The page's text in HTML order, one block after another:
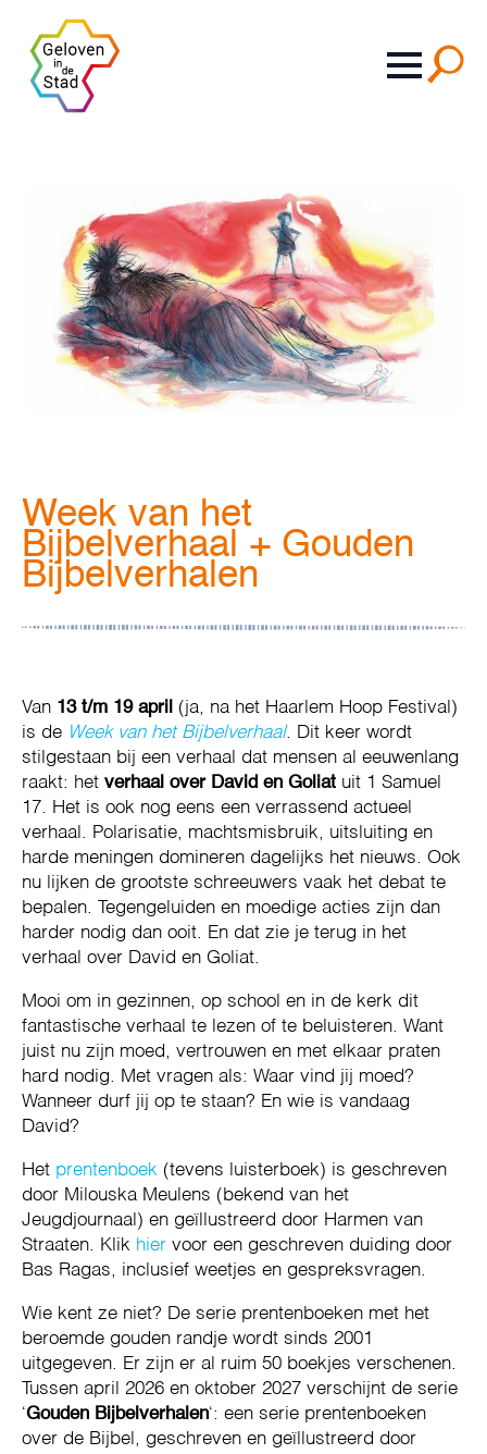
Week van het
Bijbelverhaal + Gouden
Bijbelverhalen
Van 13 t/m 19 april (ja, na het Haarlem Hoop Festival)
is de Week van het Bijbelverhaal. Dit keer wordt
stilgestaan bij een verhaal dat mensen al eeuwenlang
raakt: het verhaal over David en Goliat uit 1 Samuel
17. Het is ook nog eens een verrassend actueel
verhaal. Polarisatie, machtsmisbruik, uitsluiting en
harde meningen domineren dagelijks het nieuws. Ook
nu lijken de grootste schreeuwers vaak het debat te
bepalen. Tegengeluiden en moedige acties zijn dan
harder nodig dan ooit. En dat zie je terug in het
verhaal over David en Goliat.
Mooi om in gezinnen, op school en in de kerk dit
fantastische verhaal te lezen of te beluisteren. Want
juist nu zijn moed, vertrouwen en met elkaar praten
hard nodig. Met vragen als: Waar vind jij moed?
Wanneer durf jij op te staan? En wie is vandaag
David?
Het prentenboek (tevens luisterboek) is geschreven
door Milouska Meulens (bekend van het
Jeugdjournaal) en geïllustreerd door Harmen van
Straaten. Klik hier voor een geschreven duiding door
Bas Ragas, inclusief weetjes en gespreksvragen.
Wie kent ze niet? De serie prentenboeken met het
beroemde gouden randje wordt sinds 2001
uitgegeven. Er zijn er al ruim 50 boekjes verschenen.
Tussen april 2026 en oktober 2027 verschijnt de serie
‘Gouden Bijbelverhalen‘: een serie prentenboeken
over de Bijbel, geschreven en geïllustreerd door